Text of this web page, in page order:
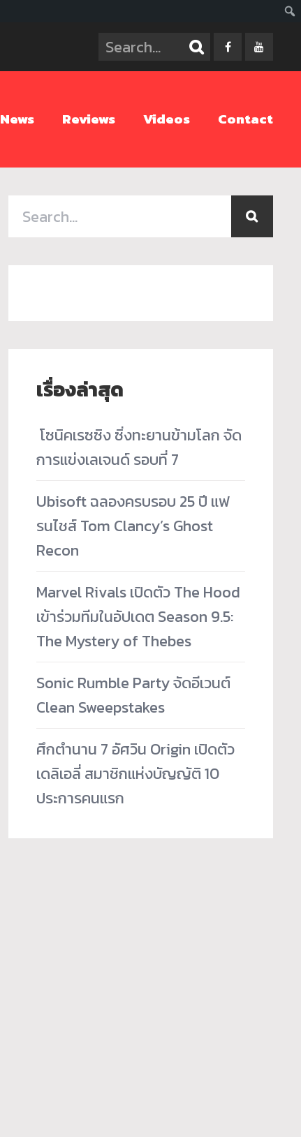
News Reviews Videos Contact
เรื่องล่าสุด
­ โซนิคเรซซิง ซิ่งทะยานข้ามโลก จัด
การแข่งเลเจนด์ รอบที่ 7
Ubisoft ฉลองครบรอบ 25 ปี แฟ
รนไชส์ Tom Clancy’s Ghost
Recon
Marvel Rivals เปิดตัว The Hood
เข้าร่วมทีมในอัปเดต Season 9.5:
The Mystery of Thebes
Sonic Rumble Party จัดอีเวนต์
Clean Sweepstakes
ศึกตำนาน 7 อัศวิน Origin เปิดตัว
เดลิเอลี่ สมาชิกแห่งบัญญัติ 10
ประการคนแรก